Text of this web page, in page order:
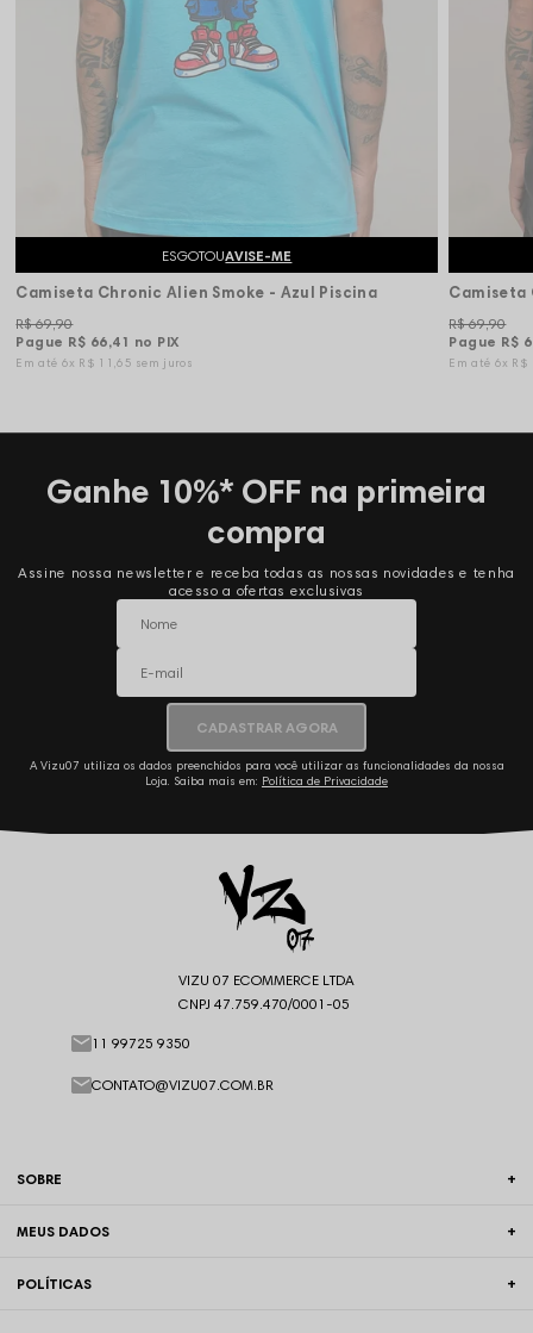
ESGOTOUAVISE-ME
Camiseta Chronic Alien Smoke - Azul Piscina
Pague R$ 66,41 no PIX
R$ 69,90
6x R$ 11,65 sem juros
Pague R$
R$ 69,90
6x R$
Ganhe 10%* OFF na primeira
compra
Assine nossa newsletter e receba todas as nossas novidades e tenha
acesso a ofertas exclusivas
CADASTRAR AGORA
A Vizu07 utiliza os dados preenchidos para você utilizar as funcionalidades da nossa
Loja. Saiba mais em: Política de Privacidade
SOBRE
MEUS DADOS
POLÍTICAS
VIZU 07 ECOMMERCE LTDA
CNPJ 47.759.470/0001-05
11 99725 9350
CONTATO@VIZU07.COM.BR